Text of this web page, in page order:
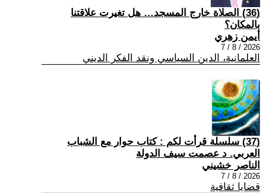
(36) الصلاة خارج المسجد… هل تغيرت علاقتنا
بالمكان؟
أيمن زهري
2026 / 8 / 7
العلمانية، الدين السياسي ونقد الفكر الديني
(37) سلسلة قرأت لكم : كتاب حوار مع الشباب
العربي. د عصمت سيف الدولة
الناصر خشيني
2026 / 8 / 7
قضايا ثقافية